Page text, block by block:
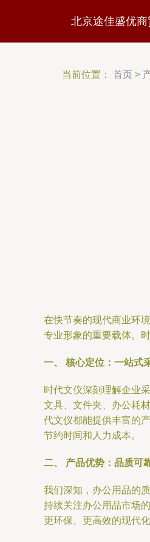
北京途佳盛优商
当前位置： 首页 >
在快节奏的现代商业环
专业形象的重要载体。
一、 核心定位：一站式
时代文仪深刻理解企业
文具、文件夹、办公耗
代文仪都能提供丰富的
节约时间和人力成本。
二、 产品优势：品质可
我们深知，办公用品的
持续关注办公用品市场
更环保、更高效的现代化